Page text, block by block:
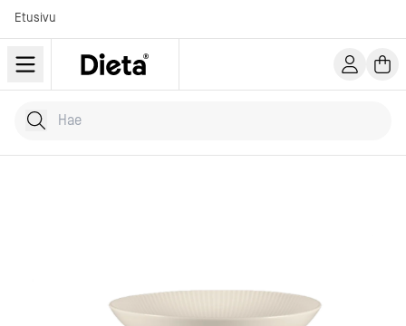
Etusivu
Hae tuotteita
Kirjoita hakusana...